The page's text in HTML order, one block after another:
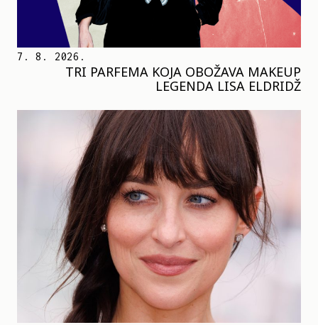
7. 8. 2026.
TRI PARFEMA KOJA OBOŽAVA MAKEUP
LEGENDA LISA ELDRIDŽ